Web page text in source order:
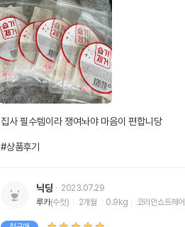
집사 필수템이라 쟁여놔야 마음이 편합니당
#상품후기
닉딩
2023.07.29
루카(수컷) 2개월 0.9kg 코리안쇼트헤어